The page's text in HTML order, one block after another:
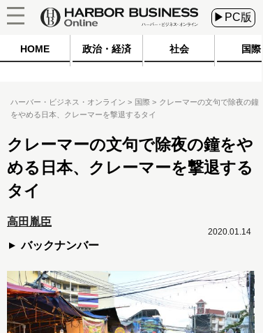
▶PC版
HOME 政治・経済 社会 国際
ハーバー・ビジネス・オンライン 国際
クレーマーの文句で除夜の鐘
をやめる日本、クレーマーを撃退するタイ
クレーマーの文句で除夜の鐘をや
める日本、クレーマーを撃退する
タイ
高田胤臣
バックナンバー
2020.01.14